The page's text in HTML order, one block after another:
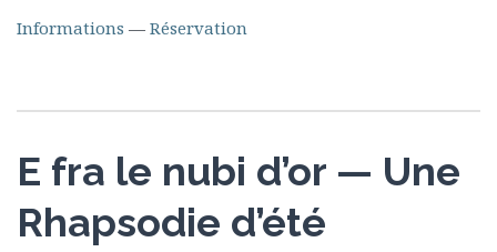
Informations — Réservation
E fra le nubi d’or — Une
Rhapsodie d’été